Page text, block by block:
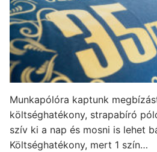
Munkapólóra kaptunk
költséghatékony, strapabíró
szív ki a nap és mosni is lehet
Költséghatékony, mert 1 szín…